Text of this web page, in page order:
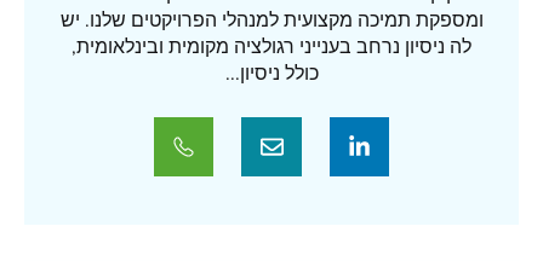
ומספקת תמיכה מקצועית למנהלי הפרויקטים שלנו. יש
לה ניסיון נרחב בענייני רגולציה מקומית ובינלאומית,
כולל ניסיון...